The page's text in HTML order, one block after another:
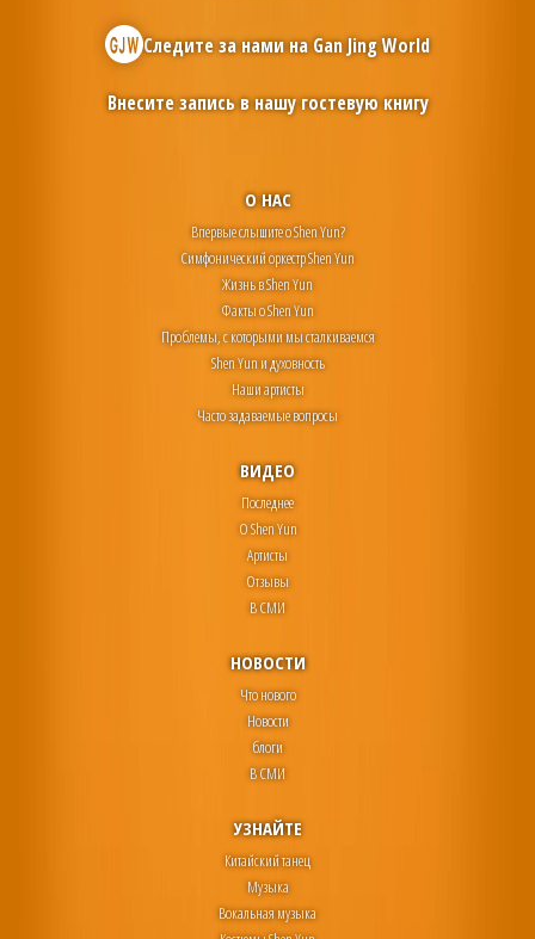
О НАС
Впервые слышите о Shen Yun?
Симфонический оркестр Shen Yun
Жизнь в Shen Yun
Факты о Shen Yun
Проблемы, с которыми мы сталкиваемся
Shen Yun и духовность
Наши артисты
Часто задаваемые вопросы
ВИДЕО
Последнее
О Shen Yun
Артисты
Отзывы
В СМИ
НОВОСТИ
Что нового
Новости
блоги
В СМИ
УЗНАЙТЕ
Китайский танец
Музыка
Вокальная музыка
Следите за нами наGan Jing World
Внесите запись в нашу гостевую книгу